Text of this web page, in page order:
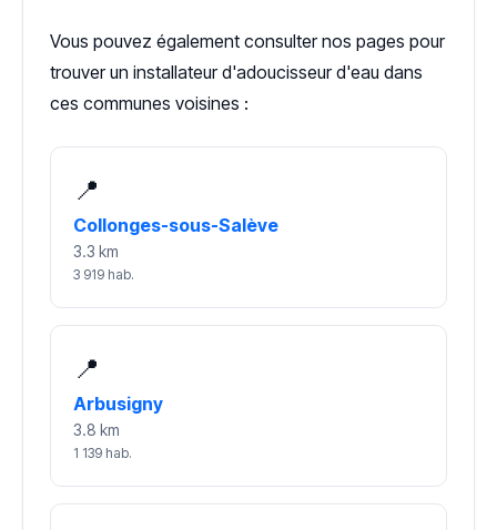
Vous pouvez également consulter nos pages pour
trouver un installateur d'adoucisseur d'eau dans
ces communes voisines :
📍
Collonges-sous-Salève
3.3 km
3 919 hab.
📍
Arbusigny
3.8 km
1 139 hab.